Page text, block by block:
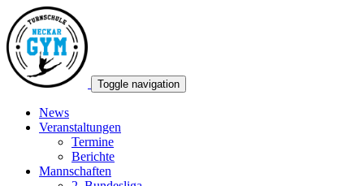
Toggle navigation
News
Veranstaltungen
Termine
Berichte
Mannschaften